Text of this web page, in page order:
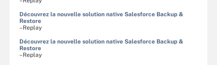
Découvrez la nouvelle solution native Salesforce Backup &
Restore
–Replay
Découvrez la nouvelle solution native Salesforce Backup &
Restore
–Replay